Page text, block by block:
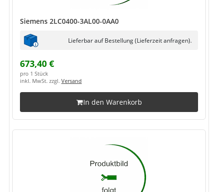
Siemens 2LC0400-3AL00-0AA0
Lieferbar auf Bestellung (Lieferzeit anfragen).
673,40 €
pro 1 Stück
inkl. MwSt. zzgl. Versand
In den Warenkorb